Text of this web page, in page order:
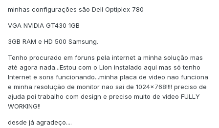
minhas configurações são Dell Optiplex 780
VGA NVIDIA GT430 1GB
3GB RAM e HD 500 Samsung.
Tenho procurado em foruns pela internet a minha solução mas
até agora nada...Estou com o Lion instalado aqui mas só tenho
Internet e sons funcionando...minha placa de video nao funciona
e minha resolução de monitor nao sai de 1024x768!!!! preciso de
ajuda poi trabalho com design e preciso muito de video FULLY
WORKING!!
desde já agradeço....